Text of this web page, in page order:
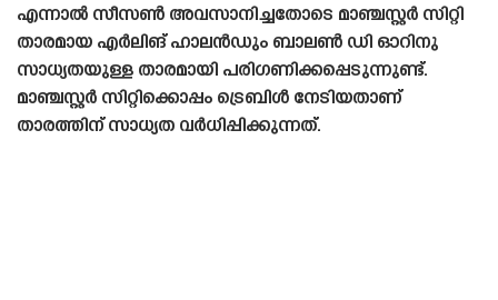
എന്നാൽ സീസൺ അവസാനിച്ചതോടെ മാഞ്ചസ്റ്റർ സിറ്റി
താരമായ എർലിങ് ഹാലൻഡും ബാലൺ ഡി ഓറിനു
സാധ്യതയുള്ള താരമായി പരിഗണിക്കപ്പെടുന്നുണ്ട്.
മാഞ്ചസ്റ്റർ സിറ്റിക്കൊപ്പം ട്രെബിൾ നേടിയതാണ്
താരത്തിന് സാധ്യത വർധിപ്പിക്കുന്നത്.